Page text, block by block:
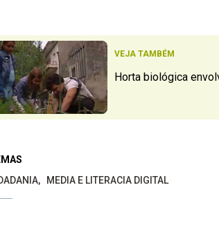
VEJA TAMBÉM
Horta biológica
MEDIA E LITERACIA DIGITAL